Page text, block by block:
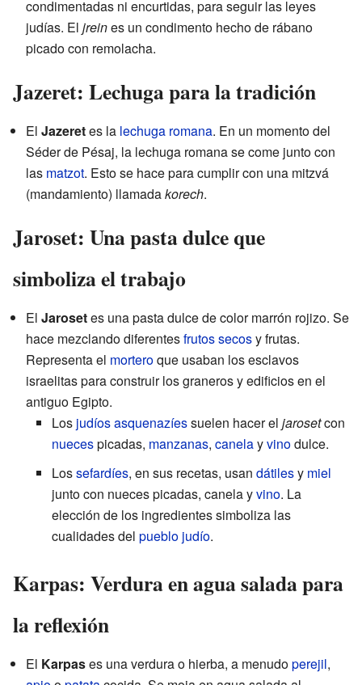
condimentadas ni encurtidas, para seguir las leyes
judías. El jreines un condimento hecho de rábano
picado con remolacha.
Jazeret: Lechuga para la tradición
El Jazeretes la lechuga romana. En un momento del
Séder de Pésaj, la lechuga romana se come junto con
las matzot. Esto se hace para cumplir con una mitzvá
(mandamiento) llamadakorech.
Jaroset: Una pasta dulce que
simboliza el trabajo
El Jarosetes una pasta dulce de color marrón rojizo. Se
hace mezclando diferentesfrutos secosy frutas.
Representa el morteroque usaban los esclavos
israelitas para construir los graneros y edificios en el
antiguo Egipto.
Los judíosasquenazíessuelen hacer el jarosetcon
nuecespicadas, manzanas, canelayvinodulce.
Lossefardíes, en sus recetas, usan dátilesy miel
junto con nueces picadas, canela yvino. La
elección de los ingredientes simboliza las
cualidades del pueblo judío.
Karpas: Verdura en agua salada para
la reflexión
El Karpases una verdura o hierba, a menudoperejil,